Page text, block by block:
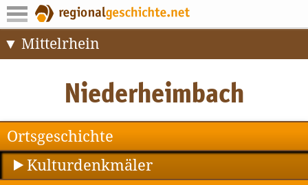
Mittelrhein
Ortsgeschichte
Kulturdenkmäler